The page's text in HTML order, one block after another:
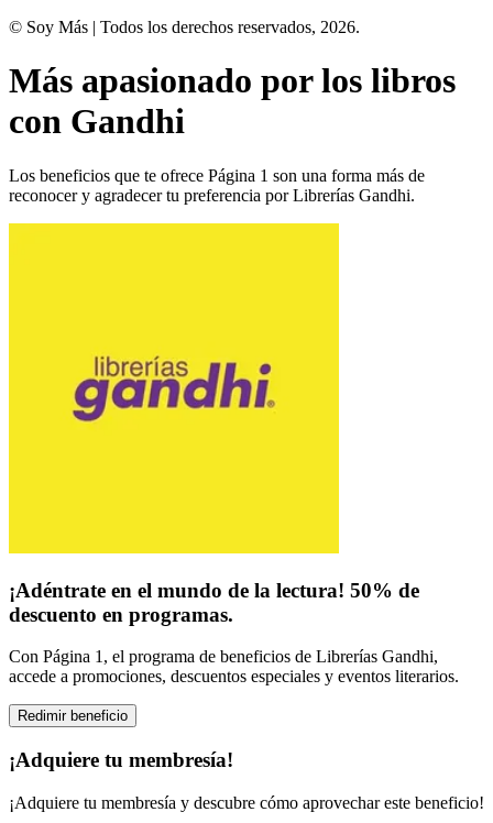
© Soy Más | Todos los derechos reservados, 2026.
Más apasionado por los libros
con Gandhi
Los beneficios que te ofrece Página 1 son una forma más de
reconocer y agradecer tu preferencia por Librerías Gandhi.
¡Adéntrate en el mundo de la lectura! 50% de
descuento en programas.
Con Página 1, el programa de beneficios de Librerías Gandhi,
accede a promociones, descuentos especiales y eventos literarios.
Redimir beneficio
¡Adquiere tu membresía!
¡Adquiere tu membresía y descubre cómo aprovechar este beneficio!